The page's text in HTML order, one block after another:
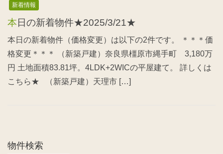
n
新着情報
本日の新着物件★2025/3/21★
本日の新着物件（価格変更）は以下の2件です。 ＊＊＊価
格変更＊＊＊ （新築戸建）奈良県橿原市縄手町 3,180万
円 土地面積83.81坪。4LDK+2WICの平屋建て。 詳しくは
こちら★ （新築戸建）天理市 […]
物件検索